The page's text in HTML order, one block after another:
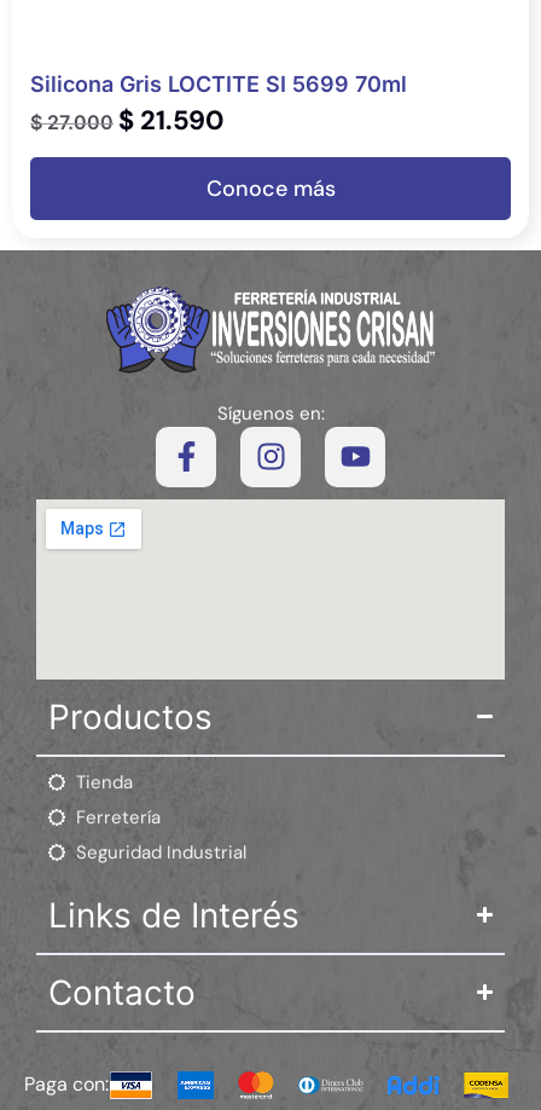
Silicona Gris LOCTITE SI 5699 70ml
$27.000 $ 21.590
Conoce más
Síguenos en:
Productos
Tienda
Ferretería
Seguridad Industrial
Links de Interés
Contacto
Paga con: